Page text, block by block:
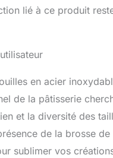
lié à ce produit
en acier
de la pâtisserie
et la diversité des
de la brosse
sublimer vos